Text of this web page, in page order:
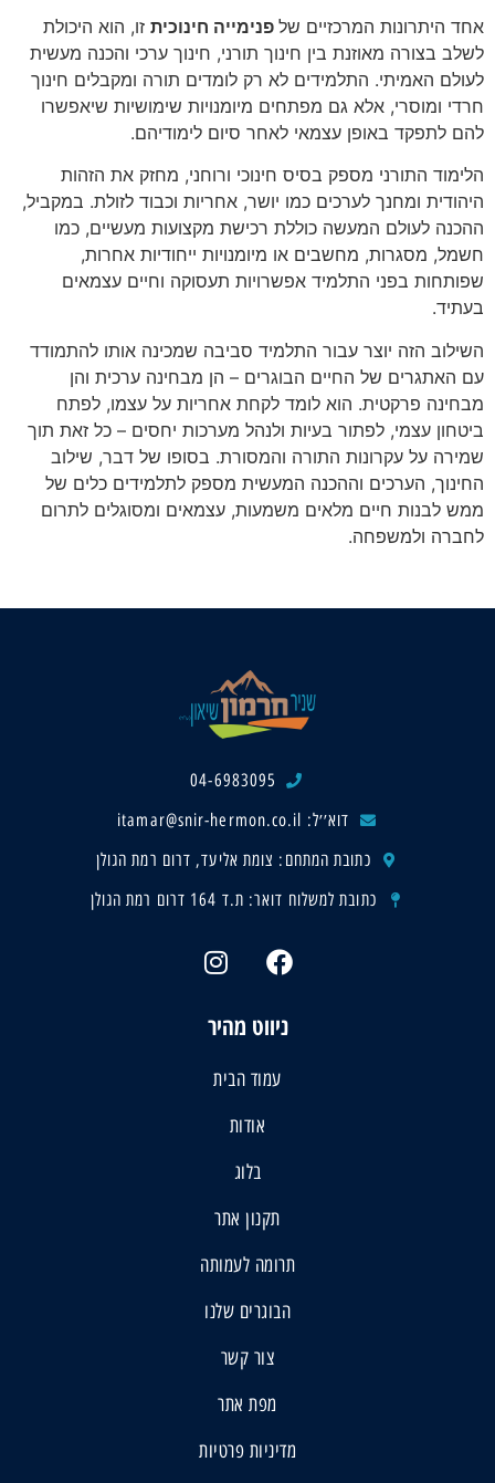
אחד היתרונות המרכזיים של פנימייה חינוכית זו, הוא היכולת
לשלב בצורה מאוזנת בין חינוך תורני, חינוך ערכי והכנה מעשית
לעולם האמיתי. התלמידים לא רק לומדים תורה ומקבלים חינוך
חרדי ומוסרי, אלא גם מפתחים מיומנויות שימושיות שיאפשרו
להם לתפקד באופן עצמאי לאחר סיום לימודיהם.
הלימוד התורני מספק בסיס חינוכי ורוחני, מחזק את הזהות
היהודית ומחנך לערכים כמו יושר, אחריות וכבוד לזולת. במקביל,
ההכנה לעולם המעשה כוללת רכישת מקצועות מעשיים, כמו
חשמל, מסגרות, מחשבים או מיומנויות ייחודיות אחרות,
שפותחות בפני התלמיד אפשרויות תעסוקה וחיים עצמאים
בעתיד.
השילוב הזה יוצר עבור התלמיד סביבה שמכינה אותו להתמודד
עם האתגרים של החיים הבוגרים – הן מבחינה ערכית והן
מבחינה פרקטית. הוא לומד לקחת אחריות על עצמו, לפתח
ביטחון עצמי, לפתור בעיות ולנהל מערכות יחסים – כל זאת תוך
שמירה על עקרונות התורה והמסורת. בסופו של דבר, שילוב
החינוך, הערכים וההכנה המעשית מספק לתלמידים כלים של
ממש לבנות חיים מלאים משמעות, עצמאים ומסוגלים לתרום
לחברה ולמשפחה.
04-6983095
דוא׳׳ל: itamar@snir-hermon.co.il
כתובת המתחם: צומת אליעד, דרום רמת הגולן
כתובת למשלוח דואר: ת.ד 164 דרום רמת הגולן
ניווט מהיר
עמוד הבית
אודות
בלוג
תקנון אתר
תרומה לעמותה
הבוגרים שלנו
צור קשר
מפת אתר
מדיניות פרטיות